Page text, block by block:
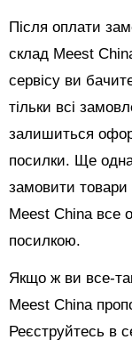
Після оплати
склад Meest
сервісу ви
тільки всі
залишиться
посилки. Ще
замовити товари
Meest China все
посилкою.
Якщо ж ви все-
Meest China
Реєструйтесь в